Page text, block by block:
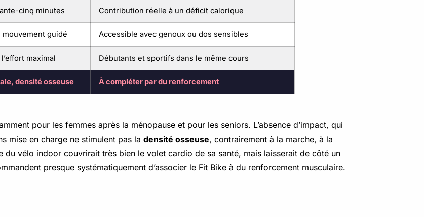
cinq minutes Contribution réelle à un déficit calorique
mouvement guidé Accessible avec genoux ou dos sensibles
maximal Débutants et sportifs dans le même cours
densité osseuse À compléter par du renforcement
pour les femmes après la ménopause et pour les seniors. L’absence d’impact, qui
mise en charge ne stimulent pas la densité osseuse, contrairement à la marche, à la
vélo indoor couvrirait très bien le volet cardio de sa santé, mais laisserait de côté un
presque systématiquement d’associer le Fit Bike à du renforcement musculaire.